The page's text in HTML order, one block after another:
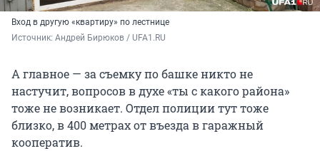
Вход в другую «квартиру» по лестнице
Источник: Андрей Бирюков / UFA1.RU
А главное — за съемку по башке никто не
настучит, вопросов в духе «ты с какого района»
тоже не возникает. Отдел полиции тут тоже
близко, в 400 метрах от въезда в гаражный
кооператив.